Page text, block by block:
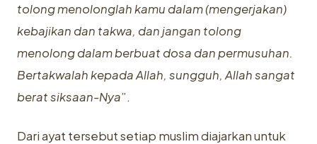
tolong menolonglah kamu dalam (mengerjakan)
kebajikan dan takwa, dan jangan tolong
menolong dalam berbuat dosa dan permusuhan.
Bertakwalah kepada Allah, sungguh, Allah sangat
berat siksaan-Nya”.
Dari ayat tersebut setiap muslim diajarkan untuk